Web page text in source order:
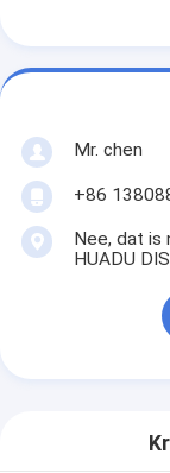
Mr. chen
+86
Nee, dat is
HUADU